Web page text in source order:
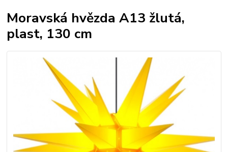
Moravská hvězda A13 žlutá,
plast, 130 cm